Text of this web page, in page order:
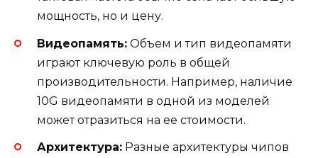
мощность, но и цену.
Видеопамять: Объем и тип видеопамяти
играют ключевую роль в общей
производительности. Например, наличие
10G видеопамяти в одной из моделей
может отразиться на ее стоимости.
Архитектура: Разные архитектуры чипов